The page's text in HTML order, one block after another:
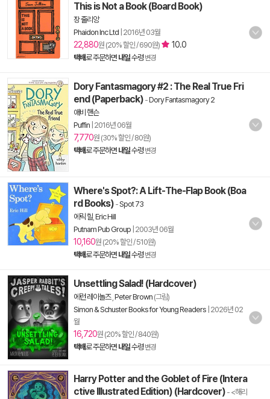
This is Not a Book (Board Book)
장 줄리앙
Phaidon Inc Ltd 2016년 03월
22,880원 (20% 할인 / 690원) 10.0
택배로 주문하면 내일수령 변경
Dory Fantasmagory #2 : The Real True Fri
end (Paperback) -Dory Fantasmagory 2
애비 핸슨
Puffin 2016년 06월
7,770원 (30% 할인 / 80원)
택배로 주문하면 내일수령 변경
Where's Spot?: A Lift-The-Flap Book (Boa
rd Books) -Spot 73
에릭 힐 Eric Hill
Putnam Pub Group 2003년 06월
10,160원 (20% 할인 / 510원)
택배로 주문하면 내일수령 변경
Unsettling Salad! (Hardcover)
에런 레이놀즈, Peter Brown (그림)
Simon & Schuster Books for Young Readers 2026년 02
월
16,720원 (20% 할인 / 840원)
택배로 주문하면 내일수령 변경
Harry Potter and the Goblet of Fire (Intera
ctive Illustrated Edition) (Hardcover) - <해리